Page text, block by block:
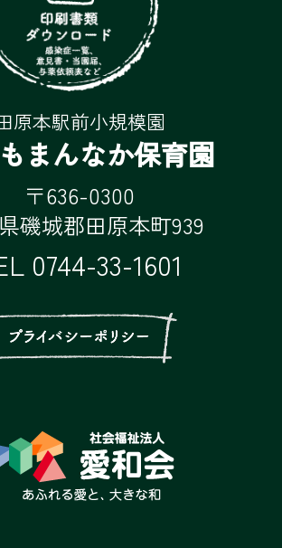
原本駅前小規模園
まんなか保育園
〒636-0300
磯城郡田原本町939
0744-33-1601